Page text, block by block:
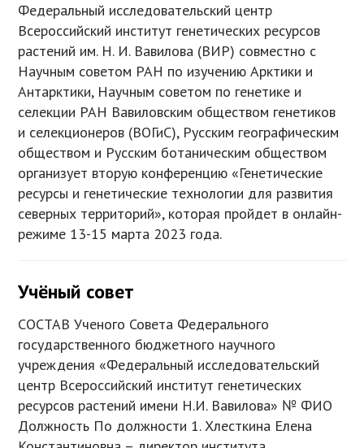
Федеральный исследовательский центр
Всероссийский институт генетических ресурсов
растений им. Н. И. Вавилова (ВИР) совместно с
Научным советом РАН по изучению Арктики и
Антарктики, Научным советом по генетике и
селекции РАН Вавиловским обществом генетиков
и селекционеров (ВОГиС), Русским географическим
обществом и Русским ботаническим обществом
организует вторую конференцию «Генетические
ресурсы и генетические технологии для развития
северных территорий», которая пройдет в онлайн-
режиме 13-15 марта 2023 года.
Учёный совет
СОСТАВ Ученого Совета Федерального
государственного бюджетного научного
учреждения «Федеральный исследовательский
центр Всероссийский институт генетических
ресурсов растений имени Н.И. Вавилова» № ФИО
Должность По должности 1. Хлесткина Елена